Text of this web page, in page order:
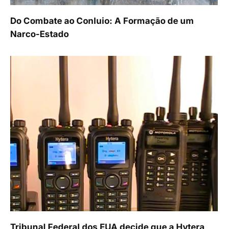
Do Combate ao Conluio: A Formação de um
Narco-Estado
Tribunal Federal dos EUA decide que a Hytera